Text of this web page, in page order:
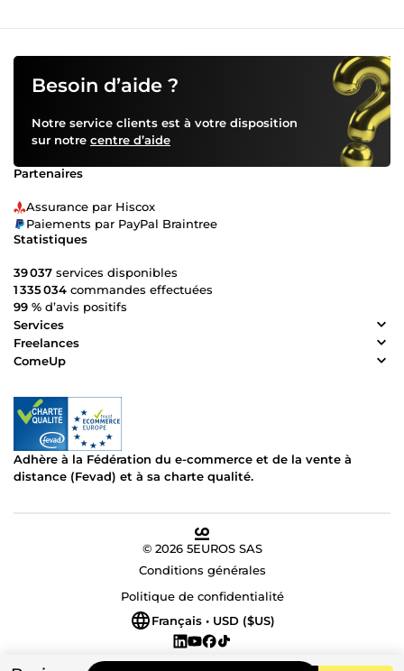
Besoin d’aide ?
Notre service clients est à votre disposition
sur notre centre d’aide
Partenaires
Assurance par Hiscox
Paiements par PayPal Braintree
Statistiques
39 037 services disponibles
1 335 034 commandes effectuées
99 % d’avis positifs
Services
Freelances
ComeUp
Adhère à la Fédération du e-commerce et de la vente à
distance (Fevad) et à sa charte qualité.
© 2026 5EUROS SAS
Conditions générales
Politique de confidentialité
Français • USD ($US)